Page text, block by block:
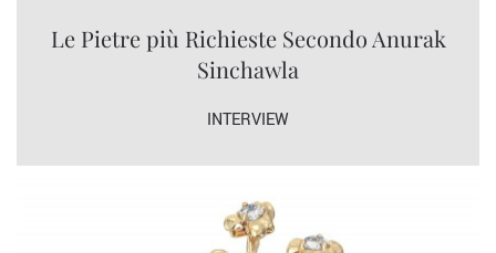
Le Pietre più Richieste Secondo Anurak
Sinchawla
INTERVIEW